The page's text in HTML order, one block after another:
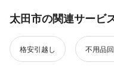
太田市の関連サービ
格安引越し 不用品